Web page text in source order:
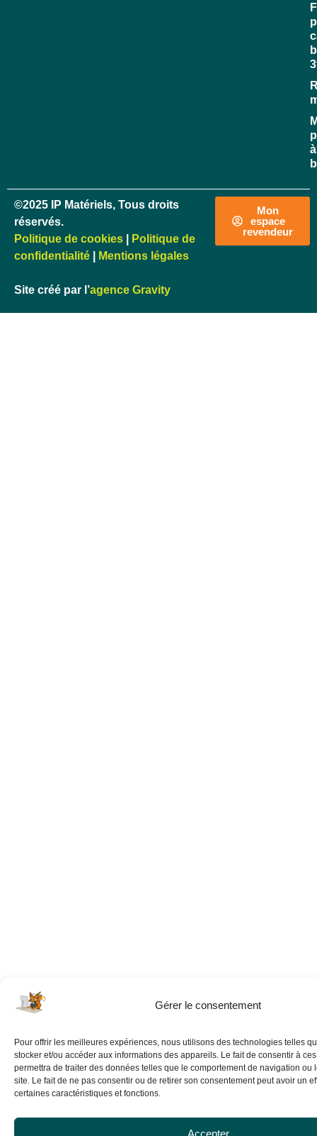
Gérer le consentement
Pour offrir les meilleures expériences, nous utilisons des technologies telles
stocker et/ou accéder aux informations des appareils. Le fait de consentir à
permettra de traiter des données telles que le comportement de navigation ou
site. Le fait de ne pas consentir ou de retirer son consentement peut avoir un
certaines caractéristiques et fonctions.
Accepter
à
©2025 IP Matériels, Tous droits
réservés.
Politique de cookies
Politique de
confidentialité
Mentions légales
Site créé par l’agence Gravity
Mon
espace
revendeur